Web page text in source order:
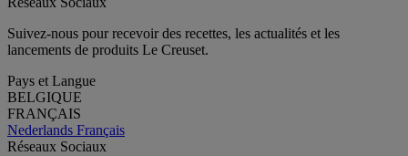
Suivez-nous pour recevoir des recettes, les actualités et les
lancements de produits Le Creuset.
Pays et Langue
BELGIQUE
FRANÇAIS
Nederlands Français
Réseaux Sociaux